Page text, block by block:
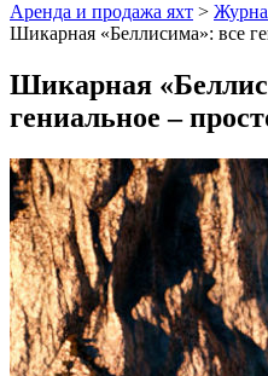
Аренда и продажа яхт >
Шикарная «Беллисима»: все
Шикарная
гениальное –